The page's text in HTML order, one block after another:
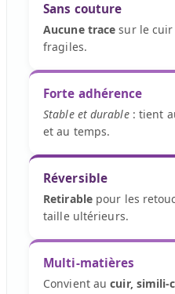
Sans couture
Aucune trace sur le
fragiles.
Forte adhérence
Stable et durable: tient
et au temps.
Réversible
Retirablepour les
taille ultérieurs.
Multi-matières
Convient aucuir, simili-